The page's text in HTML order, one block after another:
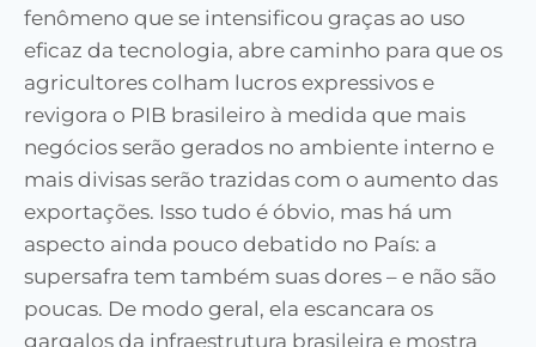
fenômeno que se intensificou graças ao uso
eficaz da tecnologia, abre caminho para que os
agricultores colham lucros expressivos e
revigora o PIB brasileiro à medida que mais
negócios serão gerados no ambiente interno e
mais divisas serão trazidas com o aumento das
exportações. Isso tudo é óbvio, mas há um
aspecto ainda pouco debatido no País: a
supersafra tem também suas dores – e não são
poucas. De modo geral, ela escancara os
gargalos da infraestrutura brasileira e mostra